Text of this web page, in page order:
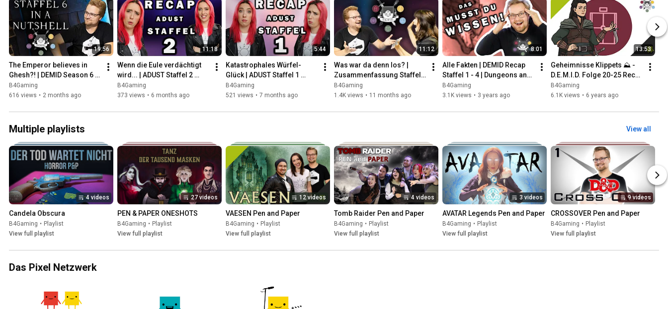
19:56
The Emperor believes in
Ghesh?! | DEMID Season 6
Recap
B4Gaming
616 views • 2 months ago
11:18
Wenn die Eule verdächtigt
wird... | ADUST Staffel 2
Zusammenfassung |
Dungeons and Dragons
B4Gaming
373 views • 6 months ago
5:44
Katastrophales Würfel-
Glück | ADUST Staffel 1
Zusammenfassung |
Dungeons and Dragons
B4Gaming
521 views • 7 months ago
11:12
Was war da denn los? |
Zusammenfassung Staffel 5
DEMID
B4Gaming
1.4K views • 11 months ago
8:01
Alle Fakten | DEMID Recap
Staffel 1 - 4 | Dungeons and
Dragons
B4Gaming
3.1K views • 3 years ago
13:53
Geheimnisse Klippets ⛰ -
D.E.M.I.D. Folge 20-25 Recap
| Pen & Paper [Dungeons
and Dragons]
B4Gaming
6.1K views • 6 years ago
Multiple playlists View all
4 videos
Candela Obscura
B4Gaming • Playlist
View full playlist
27 videos
PEN & PAPER ONESHOTS
B4Gaming • Playlist
View full playlist
12 videos
VAESEN Pen and Paper
B4Gaming • Playlist
View full playlist
4 videos
Tomb Raider Pen and Paper
B4Gaming • Playlist
View full playlist
3 videos
AVATAR Legends Pen and Paper
B4Gaming • Playlist
View full playlist
9 videos
CROSSOVER Pen and Paper
B4Gaming • Playlist
View full playlist
Das Pixel Netzwerk